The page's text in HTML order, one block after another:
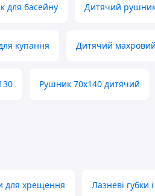
для басейну Дитячий
купання Дитячий
Рушник 70х140 дитячий
для хрещення Лазневі губки